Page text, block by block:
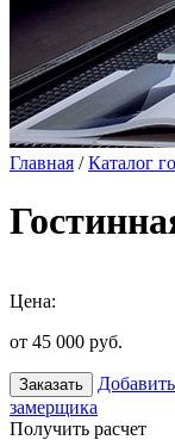
Главная /Каталог
Цена:
от 45 000 руб.
Заказать
замерщика
Получить расчет